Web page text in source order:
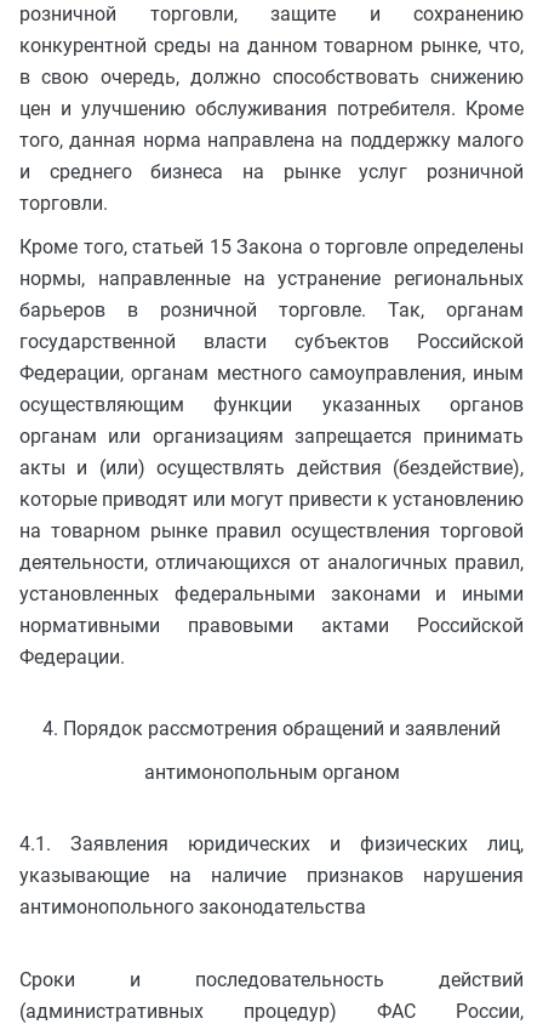
розничной торговли, защите и сохранению
конкурентной среды на данном товарном рынке, что,
в свою очередь, должно способствовать снижению
цен и улучшению обслуживания потребителя. Кроме
того, данная норма направлена на поддержку малого
и среднего бизнеса на рынке услуг розничной
торговли.
Кроме того, статьей 15 Закона о торговле определены
нормы, направленные на устранение региональных
барьеров в розничной торговле. Так, органам
государственной власти субъектов Российской
Федерации, органам местного самоуправления, иным
осуществляющим функции указанных органов
органам или организациям запрещается принимать
акты и (или) осуществлять действия (бездействие),
которые приводят или могут привести к установлению
на товарном рынке правил осуществления торговой
деятельности, отличающихся от аналогичных правил,
установленных федеральными законами и иными
нормативными правовыми актами Российской
Федерации.
4. Порядок рассмотрения обращений и заявлений
антимонопольным органом
4.1. Заявления юридических и физических лиц,
указывающие на наличие признаков нарушения
антимонопольного законодательства
Сроки и последовательность действий
(административных процедур) ФАС России,